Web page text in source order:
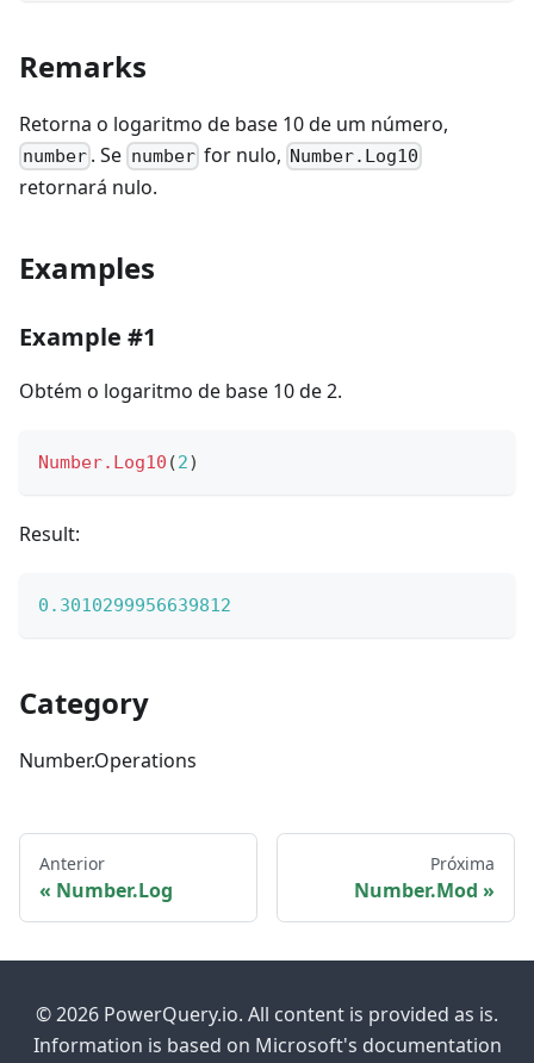
Remarks
Retorna o logaritmo de base 10 de um número,
number . Se numberfor nulo, Number.Log10
retornará nulo.
Examples
Example #1
Obtém o logaritmo de base 10 de 2.
Number.Log10 (2)
Result:
0.3010299956639812
Category
Number.Operations
Anterior
Number.Log
Próxima
Number.Mod
© 2026 PowerQuery.io. All content is provided as is.
Information is based on Microsoft's documentation